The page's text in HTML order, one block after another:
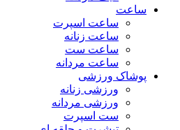
ساعت
ساعت اسپرت
ساعت زنانه
ساعت ست
ساعت مردانه
پوشاک ورزشی
ورزشی زنانه
ورزشی مردانه
ست اسپرت